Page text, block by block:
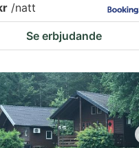
/natt
Se erbjudande